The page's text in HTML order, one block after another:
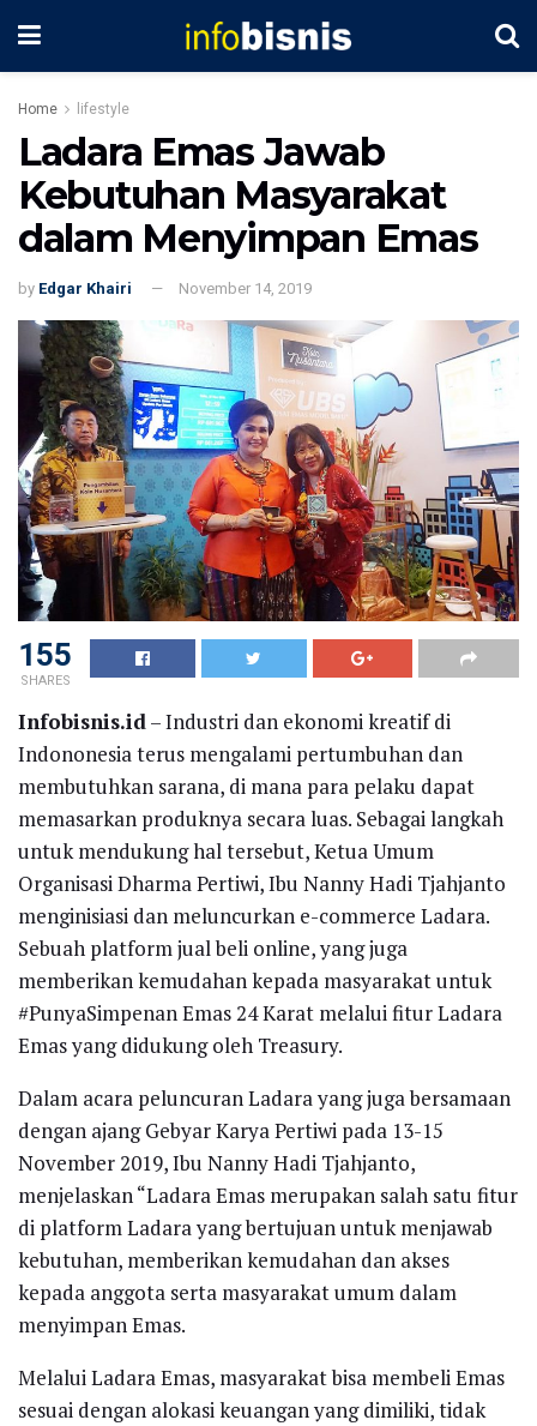
Home lifestyle
Ladara Emas Jawab
Kebutuhan Masyarakat
dalam Menyimpan Emas
by Edgar Khairi November 14, 2019
155
SHARES
Infobisnis.id – Industri dan ekonomi kreatif di
Indononesia terus mengalami pertumbuhan dan
membutuhkan sarana, di mana para pelaku dapat
memasarkan produknya secara luas. Sebagai langkah
untuk mendukung hal tersebut, Ketua Umum
Organisasi Dharma Pertiwi, Ibu Nanny Hadi Tjahjanto
menginisiasi dan meluncurkan e-commerce Ladara.
Sebuah platform jual beli online, yang juga
memberikan kemudahan kepada masyarakat untuk
#PunyaSimpenan Emas 24 Karat melalui fitur Ladara
Emas yang didukung oleh Treasury.
Dalam acara peluncuran Ladara yang juga bersamaan
dengan ajang Gebyar Karya Pertiwi pada 13-15
November 2019, Ibu Nanny Hadi Tjahjanto,
menjelaskan “Ladara Emas merupakan salah satu fitur
di platform Ladara yang bertujuan untuk menjawab
kebutuhan, memberikan kemudahan dan akses
kepada anggota serta masyarakat umum dalam
menyimpan Emas.
Melalui Ladara Emas, masyarakat bisa membeli Emas
sesuai dengan alokasi keuangan yang dimiliki, tidak